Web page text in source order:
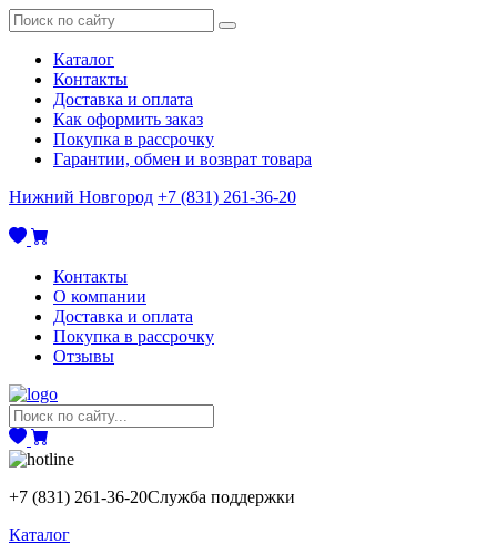
Каталог
Контакты
Доставка и оплата
Как оформить заказ
Покупка в рассрочку
Гарантии, обмен и возврат товара
Нижний Новгород +7 (831) 261-36-20
Контакты
О компании
Доставка и оплата
Покупка в рассрочку
Отзывы
+7 (831) 261-36-20Служба поддержки
Каталог